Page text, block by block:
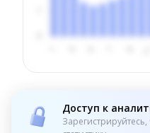
Доступ к